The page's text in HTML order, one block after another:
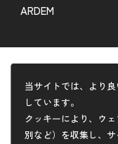
当サイトでは、より
しています。
クッキーにより、ウ
別など）を収集し、
ARDEM